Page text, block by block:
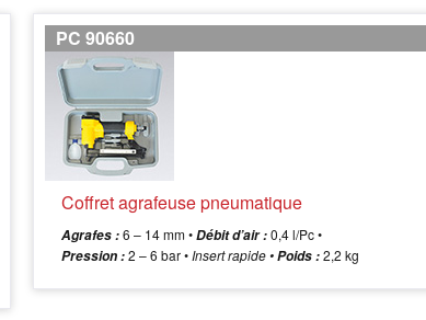
PC 90660
Coffret agrafeuse pneumatique
Agrafes :6 – 14 mm •Débit d’air :0,4 l/Pc •
Pression :2 – 6 bar • Insert rapide •Poids :2,2 kg